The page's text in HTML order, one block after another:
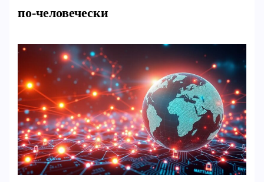
по‑человечески